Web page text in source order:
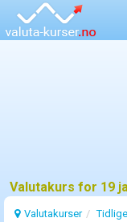
Valutakurs for 19
Valutakurser